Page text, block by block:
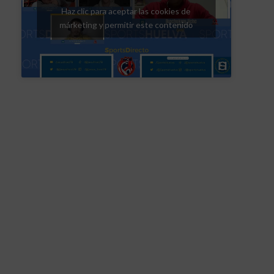
Haz clic para aceptar las cookies de
márketing y permitir este contenido